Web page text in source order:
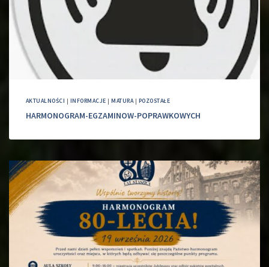
AKTUALNOŚCI | INFORMACJE |MATURA| POZOSTAŁE
HARMONOGRAM-EGZAMINOW-POPRAWKOWYCH